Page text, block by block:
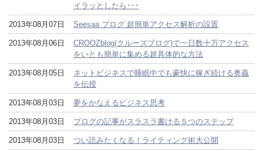
イラッとしたら･･･
2013年08月07日 Seesaa ブログ 超簡単アクセス解析の設置
2013年08月06日
CROOZblog(クルーズブログ)で一日数十万アクセス
をいとも簡単に集める超具体的な方法
2013年08月05日
ネットビジネスで睡眠中でも豪快に稼ぎ続ける奥義
を伝授
2013年08月03日 夢をかなえるビジネス思考
2013年08月03日 ブログの記事がスラスラ書ける５つのステップ
2013年08月03日 つい読みたくなる！ライティング術大公開